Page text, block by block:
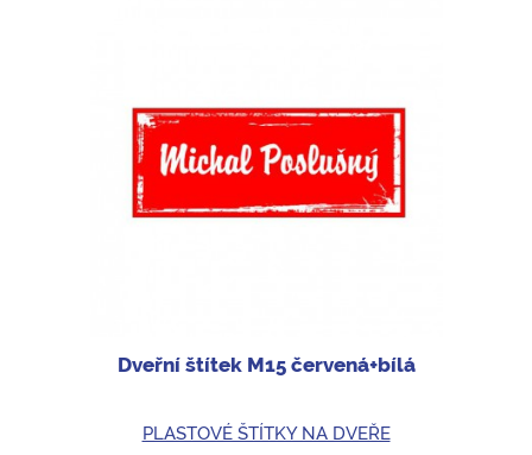
Dveřní štítek M15 červená+bílá
PLASTOVÉ ŠTÍTKY NA DVEŘE